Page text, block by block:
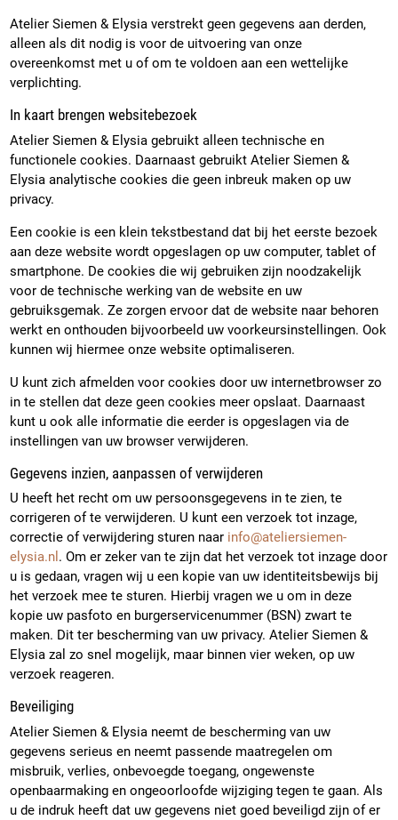
Atelier Siemen & Elysia verstrekt geen gegevens aan derden,
alleen als dit nodig is voor de uitvoering van onze
overeenkomst met u of om te voldoen aan een wettelijke
verplichting.
In kaart brengen websitebezoek
Atelier Siemen & Elysia gebruikt alleen technische en
functionele cookies. Daarnaast gebruikt Atelier Siemen &
Elysia analytische cookies die geen inbreuk maken op uw
privacy.
Een cookie is een klein tekstbestand dat bij het eerste bezoek
aan deze website wordt opgeslagen op uw computer, tablet of
smartphone. De cookies die wij gebruiken zijn noodzakelijk
voor de technische werking van de website en uw
gebruiksgemak. Ze zorgen ervoor dat de website naar behoren
werkt en onthouden bijvoorbeeld uw voorkeursinstellingen. Ook
kunnen wij hiermee onze website optimaliseren.
U kunt zich afmelden voor cookies door uw internetbrowser zo
in te stellen dat deze geen cookies meer opslaat. Daarnaast
kunt u ook alle informatie die eerder is opgeslagen via de
instellingen van uw browser verwijderen.
Gegevens inzien, aanpassen of verwijderen
U heeft het recht om uw persoonsgegevens in te zien, te
corrigeren of te verwijderen. U kunt een verzoek tot inzage,
correctie of verwijdering sturen naar info@ateliersiemen-
elysia.nl . Om er zeker van te zijn dat het verzoek tot inzage door
u is gedaan, vragen wij u een kopie van uw identiteitsbewijs bij
het verzoek mee te sturen. Hierbij vragen we u om in deze
kopie uw pasfoto en burgerservicenummer (BSN) zwart te
maken. Dit ter bescherming van uw privacy. Atelier Siemen &
Elysia zal zo snel mogelijk, maar binnen vier weken, op uw
verzoek reageren.
Beveiliging
Atelier Siemen & Elysia neemt de bescherming van uw
gegevens serieus en neemt passende maatregelen om
misbruik, verlies, onbevoegde toegang, ongewenste
openbaarmaking en ongeoorloofde wijziging tegen te gaan. Als
u de indruk heeft dat uw gegevens niet goed beveiligd zijn of er